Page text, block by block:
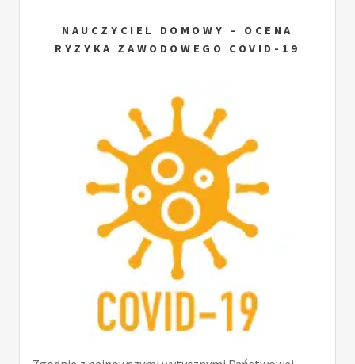
NAUCZYCIEL DOMOWY – OCENA
RYZYKA ZAWODOWEGO COVID-19